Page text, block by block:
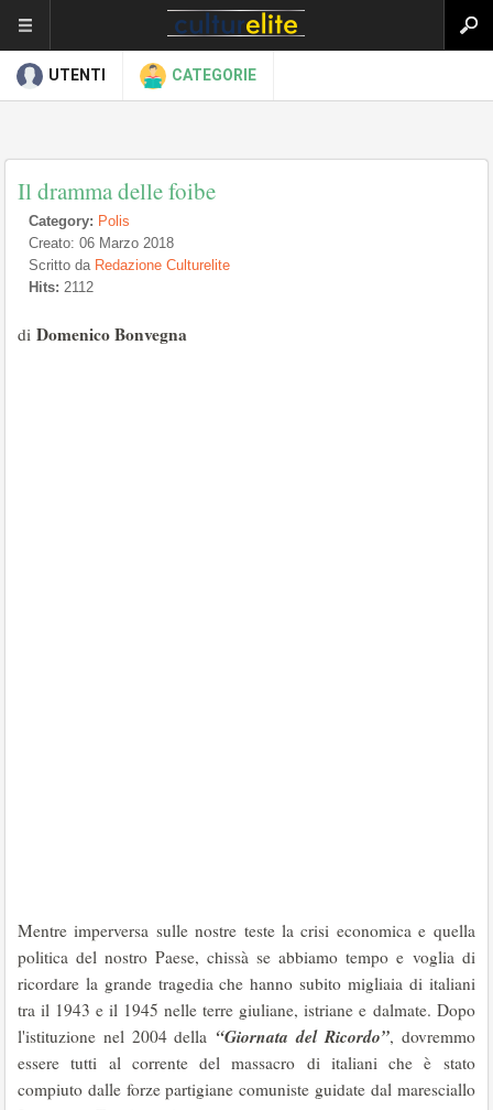
UTENTI CATEGORIE
Il dramma delle foibe
Category: Polis
Creato: 06 Marzo 2018
Scritto da Redazione Culturelite
Hits: 2112
di Domenico Bonvegna
Mentre imperversa sulle nostre teste la crisi economica e quella
politica del nostro Paese, chissà se abbiamo tempo e voglia di
ricordare la grande tragedia che hanno subito migliaia di italiani
tra il 1943 e il 1945 nelle terre giuliane, istriane e dalmate. Dopo
l'istituzione nel 2004 della “Giornata del Ricordo”, dovremmo
essere tutti al corrente del massacro di italiani che è stato
compiuto dalle forze partigiane comuniste guidate dal maresciallo